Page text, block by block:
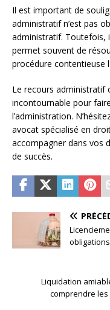
Il est important de
administratif n’est pas
administratif. Toutefois,
permet souvent de
procédure contentieuse
Le recours administratif
incontournable pour
l’administration.
avocat spécialisé en
accompagner dans vos
de succès.
Liquidation
comprendre